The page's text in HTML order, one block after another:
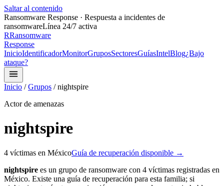
Saltar al contenido
Ransomware Response · Respuesta a incidentes de
ransomwareLínea 24/7 activa
RRansomware
Response
InicioIdentificadorMonitorGruposSectoresGuíasIntelBlog¿Bajo
ataque?
Inicio / Grupos /nightspire
Actor de amenazas
nightspire
4 víctimas en MéxicoGuía de recuperación disponible →
nightspire es un grupo de ransomware con 4 víctimas registradas en
México. Existe una guía de recuperación para esta familia; si